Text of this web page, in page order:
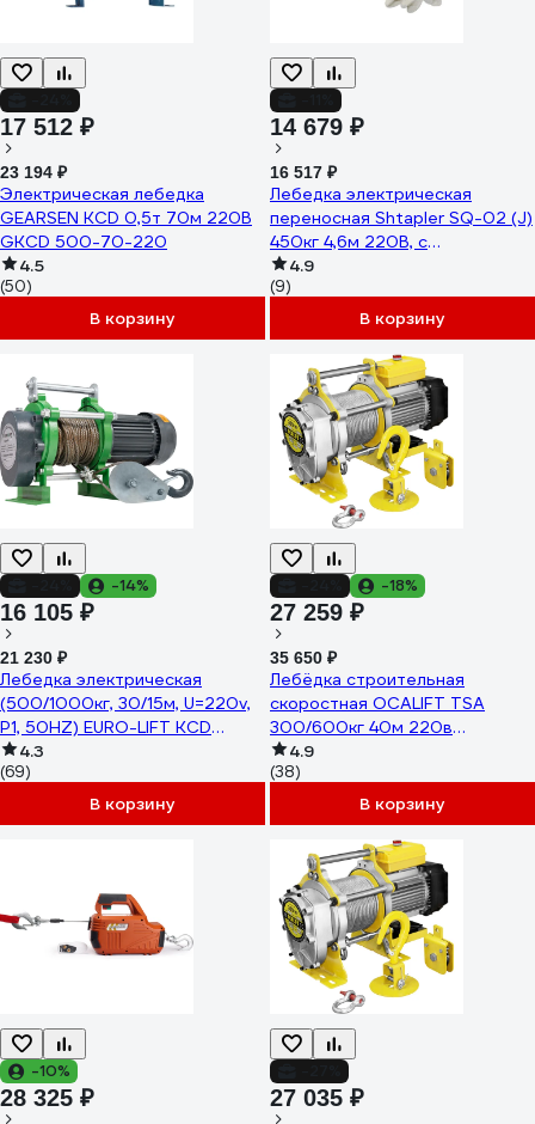
17 512 ₽
23 194 ₽
Электрическая лебедка
GEARSEN KCD 0,5т 70м 220В
GKCD 500-70-220
4.5
(50)
В корзину
14 679 ₽
16 517 ₽
Лебедка электрическая
переносная Shtapler SQ-02 (J)
450кг 4,6м 220В, с
беспроводным пультом
71058934
4.9
(9)
В корзину
-14%
16 105 ₽
21 230 ₽
Лебедка электрическая
(500/1000кг, 30/15м, U=220v,
P1, 50HZ) EURO-LIFT KCD
00019835
4.3
(69)
В корзину
-18%
27 259 ₽
35 650 ₽
Лебёдка строительная
скоростная OCALIFT TSA
300/600кг 40м 220в
(алюминиевый корпус)
TSA30040m220v
4.9
(38)
В корзину
-10%
28 325 ₽ 27 035 ₽